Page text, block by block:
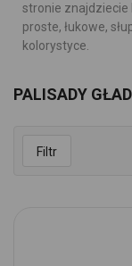
stronie znajdziecie
proste, łukowe,
kolorystyce.
PALISADY
Filtr